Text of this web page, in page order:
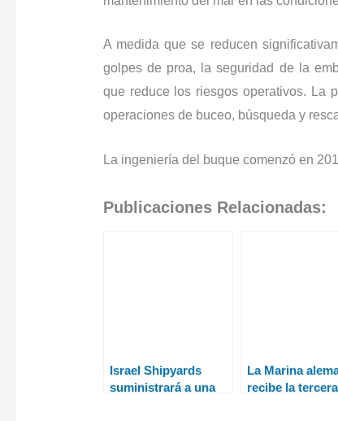
A medida que se reducen
golpes de proa, la seguridad de la
que reduce los riesgos operativos. La
operaciones de buceo, búsqueda y
La ingeniería del buque comenzó en
Publicaciones Relacionadas:
Israel Shipyards
suministrará a una
La Marina
recibe la tercera